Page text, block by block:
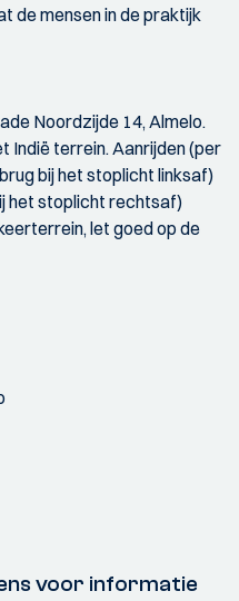
de mensen in de praktijk
Noordzijde 14, Almelo.
Indië terrein. Aanrijden (per
bij het stoplicht linksaf)
het stoplicht rechtsaf)
let goed op de
voor informatie